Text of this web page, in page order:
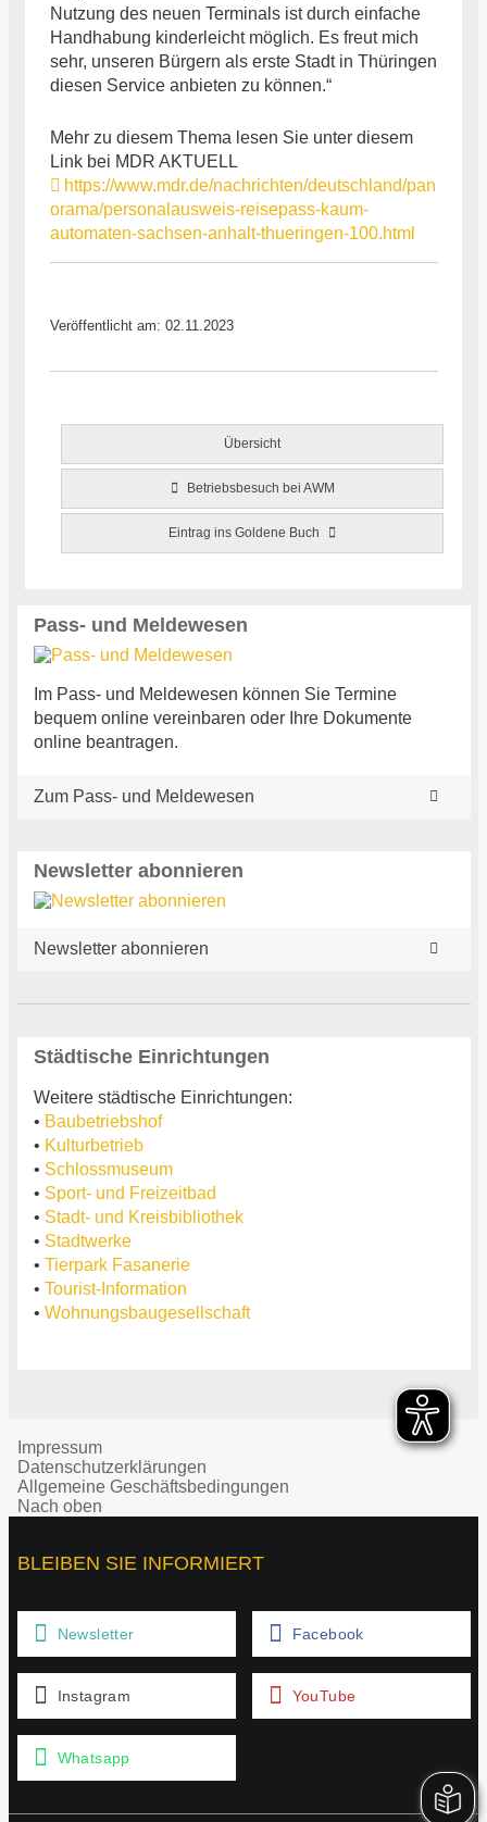
Nutzung des neuen Terminals ist durch einfache
Handhabung kinderleicht möglich. Es freut mich
sehr, unseren Bürgern als erste Stadt in Thüringen
diesen Service anbieten zu können.“
Mehr zu diesem Thema lesen Sie unter diesem
Link bei MDR AKTUELL
https://www.mdr.de/nachrichten/deutschland/pan
orama/personalausweis-reisepass-kaum-
automaten-sachsen-anhalt-thueringen-100.html
Veröffentlicht am: 02.11.2023
Übersicht
Betriebsbesuch bei AWM
Eintrag ins Goldene Buch
Pass- und Meldewesen
Im Pass- und Meldewesen können Sie Termine
bequem online vereinbaren oder Ihre Dokumente
online beantragen.
Zum Pass- und Meldewesen
Newsletter abonnieren
Newsletter abonnieren
Städtische Einrichtungen
Weitere städtische Einrichtungen:
• Baubetriebshof
• Kulturbetrieb
• Schlossmuseum
• Sport- und Freizeitbad
• Stadt- und Kreisbibliothek
• Stadtwerke
• Tierpark Fasanerie
• Tourist-Information
• Wohnungsbaugesellschaft
Impressum
Datenschutzerklärungen
Allgemeine Geschäftsbedingungen
Nach oben
BLEIBEN SIE INFORMIERT
Newsletter Facebook
Instagram YouTube
Whatsapp